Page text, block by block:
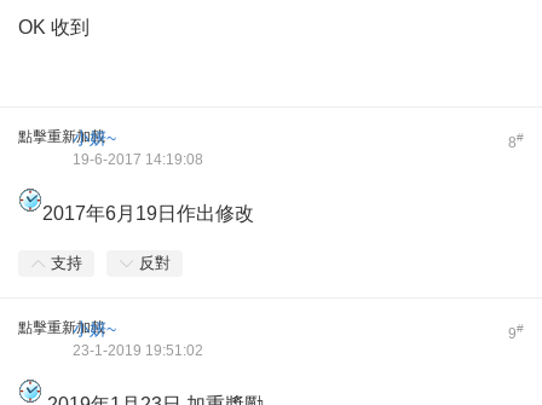
OK 收到
點擊重新加載 8#
小妍~
19-6-2017 14:19:08
2017年6月19日作出修改
支持 反對
點擊重新加載 9#
小妍~
23-1-2019 19:51:02